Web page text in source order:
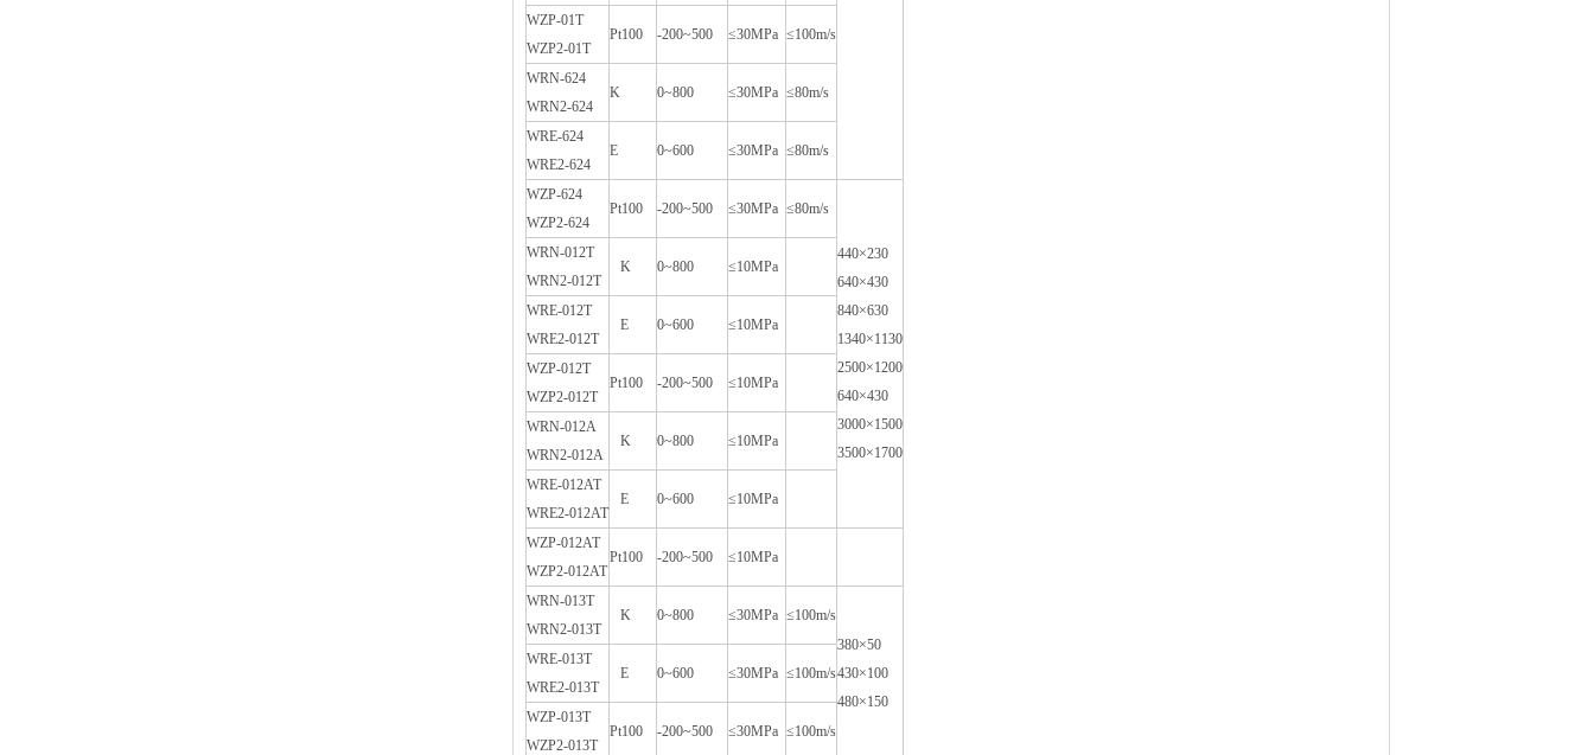
WZP-01T
WZP2-01T
Pt100 -200~500 ≤30MPa ≤100m/s
WRN-624
WRN2-624
K 0~800 ≤30MPa ≤80m/s
WRE-624
WRE2-624
E 0~600 ≤30MPa ≤80m/s
WZP-624
WZP2-624
Pt100 -200~500 ≤30MPa ≤80m/s
440×230
640×430
840×630
1340×1130
2500×1200
640×430
3000×1500
3500×1700
WRN-012T
WRN2-012T
K 0~800 ≤10MPa
WRE-012T
WRE2-012T
E 0~600 ≤10MPa
WZP-012T
WZP2-012T
Pt100 -200~500 ≤10MPa
WRN-012A
WRN2-012A
K 0~800 ≤10MPa
WRE-012AT
WRE2-012AT
E 0~600 ≤10MPa
WZP-012AT
WZP2-012AT
Pt100 -200~500 ≤10MPa
WRN-013T
WRN2-013T
K 0~800 ≤30MPa ≤100m/s
380×50
430×100
480×150
WRE-013T
WRE2-013T
E 0~600 ≤30MPa ≤100m/s
WZP-013T
WZP2-013T
Pt100 -200~500 ≤30MPa ≤100m/s